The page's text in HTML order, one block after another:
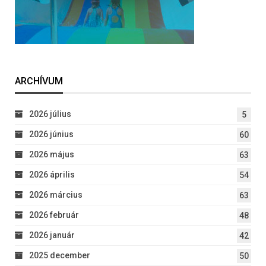
ARCHÍVUM
2026 július 5
2026 június 60
2026 május 63
2026 április 54
2026 március 63
2026 február 48
2026 január 42
2025 december 50